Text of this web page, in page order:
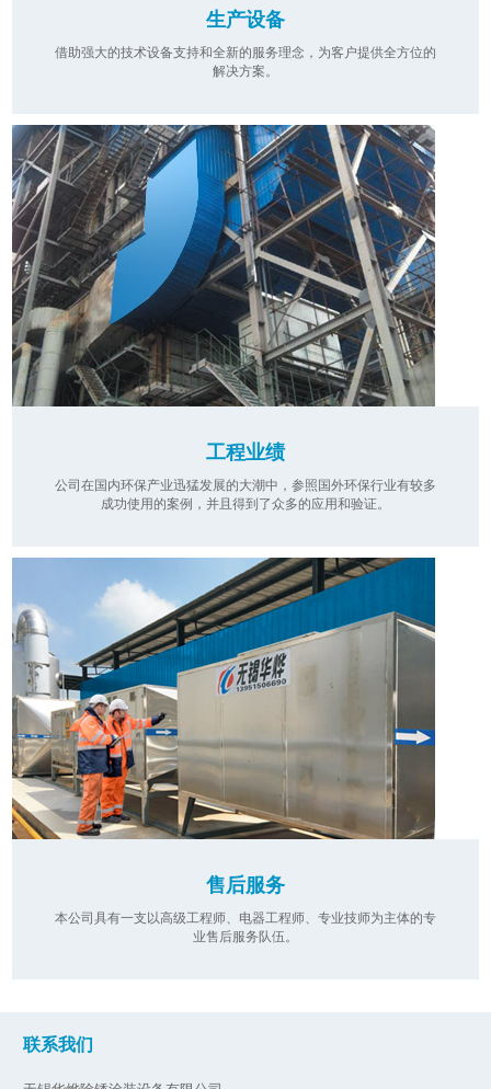
生产设备
借助强大的技术设备支持和全新的服务理念，为客户提供全方位的
解决方案。
工程业绩
公司在国内环保产业迅猛发展的大潮中，参照国外环保行业有较多
成功使用的案例，并且得到了众多的应用和验证。
售后服务
本公司具有一支以高级工程师、电器工程师、专业技师为主体的专
业售后服务队伍。
联系我们